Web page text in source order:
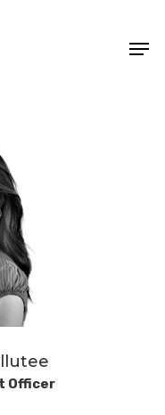
Officer
Close